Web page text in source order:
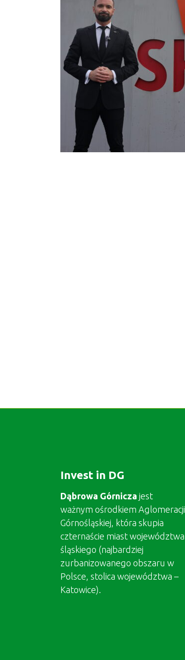
Invest in DG
Dąbrowa Górnicza jest
ważnym ośrodkiem Aglomeracji
Górnośląskiej, która skupia
czternaście miast województwa
śląskiego (najbardziej
zurbanizowanego obszaru w
Polsce, stolica województwa –
Katowice).